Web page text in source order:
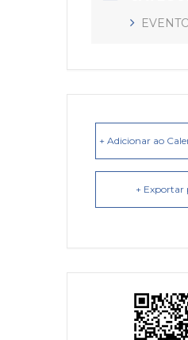
+ Adicionar ao
+ Exportar